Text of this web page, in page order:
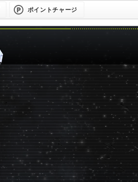
ポイントチャージ